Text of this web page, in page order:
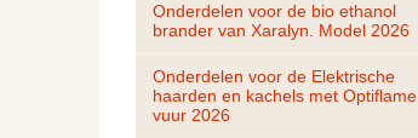
Onderdelen voor de bio ethanol
brander van Xaralyn. Model 2026
Onderdelen voor de Elektrische
haarden en kachels met Optiflame
vuur 2026